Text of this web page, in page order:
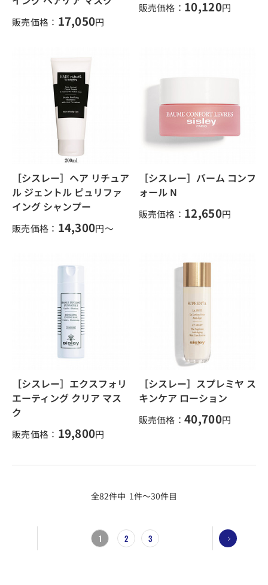
販売価格： 17,050円
販売価格： 10,120円
［シスレー］ヘア リチュア
ル ジェントル ピュリファ
イング シャンプー
販売価格： 14,300円～
［シスレー］バーム コンフ
ォール N
販売価格： 12,650円
［シスレー］エクスフォリ
エーティング クリア マス
ク
販売価格： 19,800円
［シスレー］スプレミヤ ス
キンケア ローション
販売価格： 40,700円
全82件中 1件～30件目
1 2 3